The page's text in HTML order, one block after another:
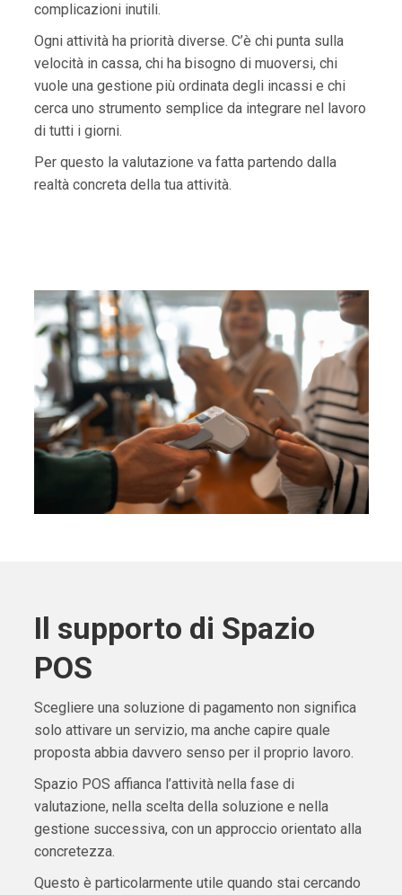
complicazioni inutili.
Ogni attività ha priorità diverse. C’è chi punta sulla
velocità in cassa, chi ha bisogno di muoversi, chi
vuole una gestione più ordinata degli incassi e chi
cerca uno strumento semplice da integrare nel lavoro
di tutti i giorni.
Per questo la valutazione va fatta partendo dalla
realtà concreta della tua attività.
Il supporto di Spazio
POS
Scegliere una soluzione di pagamento non significa
solo attivare un servizio, ma anche capire quale
proposta abbia davvero senso per il proprio lavoro.
Spazio POS affianca l’attività nella fase di
valutazione, nella scelta della soluzione e nella
gestione successiva, con un approccio orientato alla
concretezza.
Questo è particolarmente utile quando stai cercando